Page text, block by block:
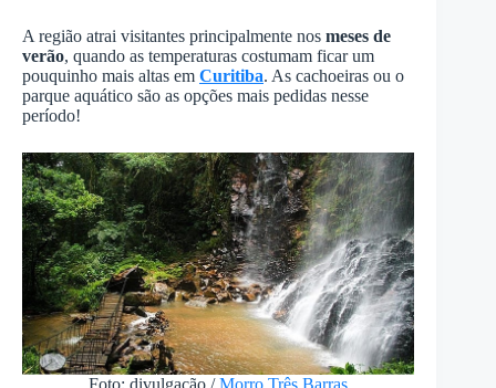
A região atrai visitantes principalmente nos meses de
verão, quando as temperaturas costumam ficar um
pouquinho mais altas em Curitiba. As cachoeiras ou o
parque aquático são as opções mais pedidas nesse
período!
Foto: divulgação /Morro Três Barras